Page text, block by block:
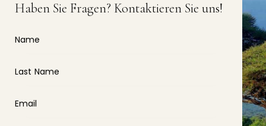
Haben Sie Fragen? Kontaktieren Sie uns!